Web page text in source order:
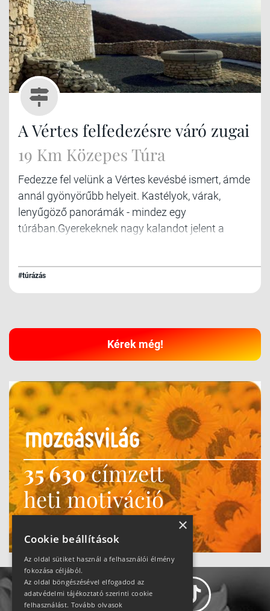
A Vértes felfedezésre váró zugai
19 Km Közepes Túra
Fedezze fel velünk a Vértes kevésbé ismert, ámde
annál gyönyörűbb helyeit. Kastélyok, várak,
lenyűgöző panorámák - mindez egy
túrában.Gyerekeknek nagy kalandot jelent a
#túrázás
Kérek még!
35 630címzett
heti motiváció
Ne maradj le!
×
Cookie beállítások
Az oldal sütiket használ a felhasználói élmény
fokozása céljából.
Az oldal böngészésével elfogadod az
adatvédelmi tájékoztató szerinti cookie
felhasználást. Tovább olvasok